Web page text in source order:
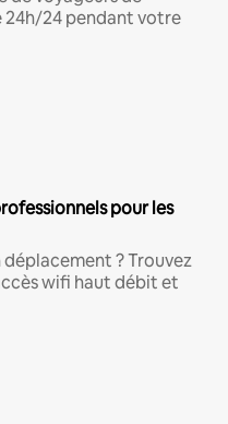
24h/24 pendant votre
pour les
? Trouvez
wifi haut débit et